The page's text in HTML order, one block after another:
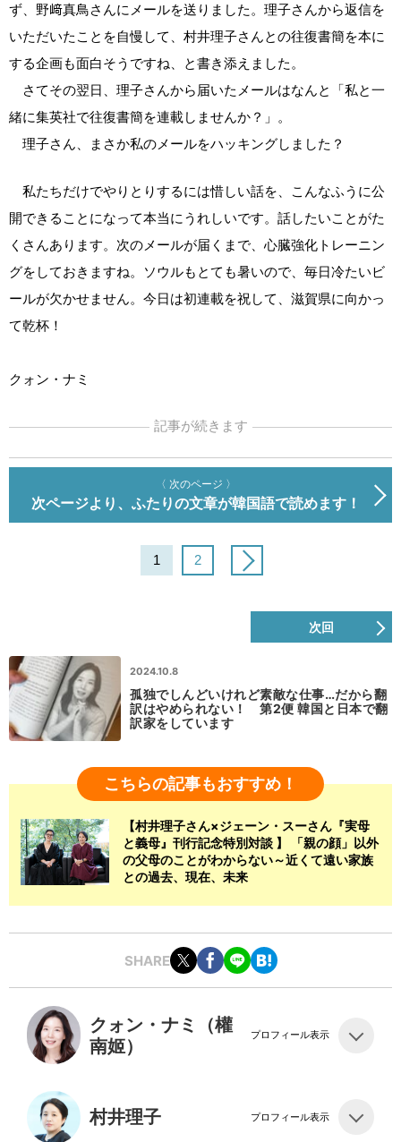
ず、野﨑真鳥さんにメールを送りました。理子さんから返信を
いただいたことを自慢して、村井理子さんとの往復書簡を本に
する企画も面白そうですね、と書き添えました。
さてその翌日、理子さんから届いたメールはなんと「私と一
緒に集英社で往復書簡を連載しませんか？」。
理子さん、まさか私のメールをハッキングしました？
私たちだけでやりとりするには惜しい話を、こんなふうに公
開できることになって本当にうれしいです。話したいことがた
くさんあります。次のメールが届くまで、心臓強化トレーニン
グをしておきますね。ソウルもとても暑いので、毎日冷たいビ
ールが欠かせません。今日は初連載を祝して、滋賀県に向かっ
て乾杯！
クォン・ナミ
記事が続きます
〈 次のページ 〉
次ページより、ふたりの文章が韓国語で読めます！
1 2
次回
2024.10.8
孤独でしんどいけれど素敵な仕事…だから翻
訳はやめられない！ 第2便 韓国と日本で翻
訳家をしています
こちらの記事もおすすめ！
【村井理子さん×ジェーン・スーさん『実母
と義母』刊行記念特別対談 】 「親の顔」以外
の父母のことがわからない～近くて遠い家族
との過去、現在、未来
SHARE
クォン・ナミ（權
南姬）
プロフィール表示
村井理子 プロフィール表示